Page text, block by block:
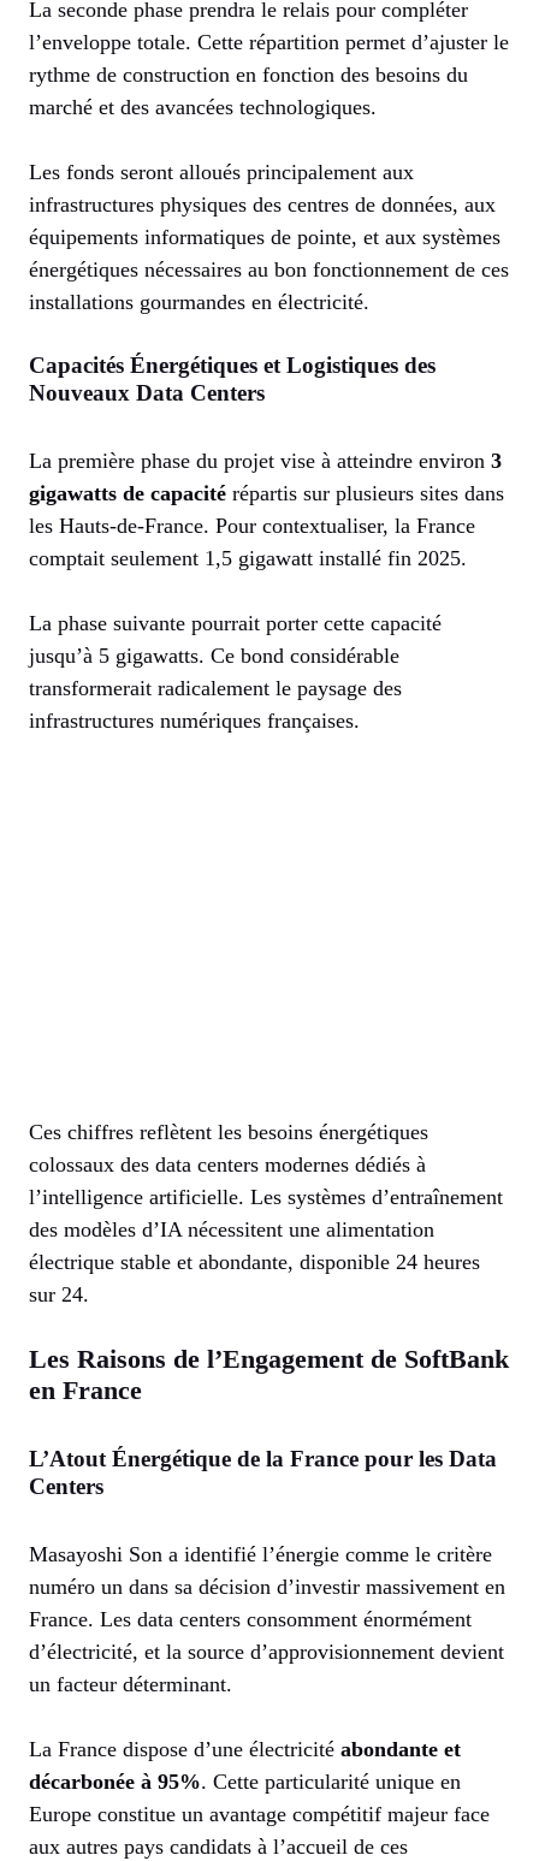
La seconde phase prendra le relais pour compléter
l’enveloppe totale. Cette répartition permet d’ajuster le
rythme de construction en fonction des besoins du
marché et des avancées technologiques.
Les fonds seront alloués principalement aux
infrastructures physiques des centres de données, aux
équipements informatiques de pointe, et aux systèmes
énergétiques nécessaires au bon fonctionnement de ces
installations gourmandes en électricité.
Capacités Énergétiques et Logistiques des
Nouveaux Data Centers
La première phase du projet vise à atteindre environ 3
gigawatts de capacité répartis sur plusieurs sites dans
les Hauts-de-France. Pour contextualiser, la France
comptait seulement 1,5 gigawatt installé fin 2025.
La phase suivante pourrait porter cette capacité
jusqu’à 5 gigawatts. Ce bond considérable
transformerait radicalement le paysage des
infrastructures numériques françaises.
Ces chiffres reflètent les besoins énergétiques
colossaux des data centers modernes dédiés à
l’intelligence artificielle. Les systèmes d’entraînement
des modèles d’IA nécessitent une alimentation
électrique stable et abondante, disponible 24 heures
sur 24.
Les Raisons de l’Engagement de SoftBank
en France
L’Atout Énergétique de la France pour les Data
Centers
Masayoshi Son a identifié l’énergie comme le critère
numéro un dans sa décision d’investir massivement en
France. Les data centers consomment énormément
d’électricité, et la source d’approvisionnement devient
un facteur déterminant.
La France dispose d’une électricité abondante et
décarbonée à 95%. Cette particularité unique en
Europe constitue un avantage compétitif majeur face
aux autres pays candidats à l’accueil de ces